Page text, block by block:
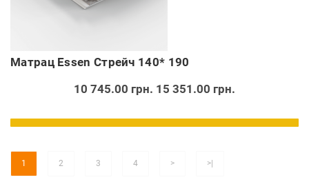
Матрац Essen Стрейч 140* 190
10 745.00 грн. 15 351.00 грн.
1 2 3 4 > >|